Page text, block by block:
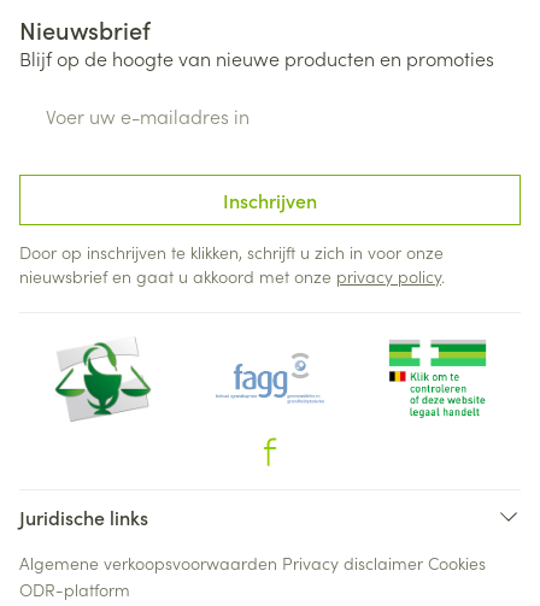
Nieuwsbrief
Blijf op de hoogte van nieuwe producten en promoties
Inschrijven
Door op inschrijven te klikken, schrijft u zich in voor onze
nieuwsbrief en gaat u akkoord met onze privacy policy.
Juridische links
Algemene verkoopsvoorwaarden Privacy disclaimer Cookies
ODR-platform